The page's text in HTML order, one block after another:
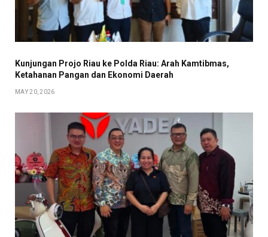
Kunjungan Projo Riau ke Polda Riau: Arah Kamtibmas,
Ketahanan Pangan dan Ekonomi Daerah
MAY 20, 2026